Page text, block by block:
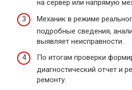
на сервер или напрямую
Механик в режиме
подробные сведения,
выявляет неисправности.
По итогам проверки
диагностический отчет и
ремонту.